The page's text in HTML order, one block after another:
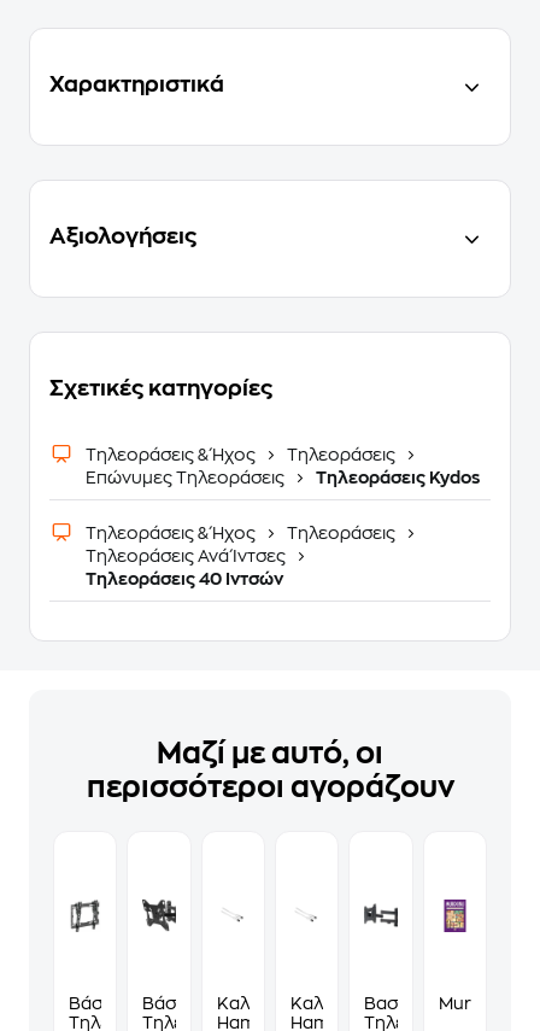
Χαρακτηριστικά
Αξιολογήσεις
Σχετικές κατηγορίες
Τηλεοράσεις & Ήχος
Τηλεοράσεις
Επώνυμες Τηλεοράσεις
Τηλεοράσεις Kydos
Τηλεοράσεις & Ήχος
Τηλεοράσεις
Τηλεοράσεις Ανά Ίντσες
Τηλεοράσεις 40 Ιντσών
Μαζί με αυτό, οι
περισσότεροι αγοράζουν
Βάση
Τηλεόρασης
Βάση
Τηλεόρασης
Καλώδιο
Hama
Καλώδιο
Hama
Βαση
Τηλεόρασης
Murdoku